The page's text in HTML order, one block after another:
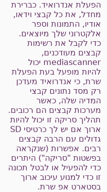
הפעלת אנדרואיד. כברירת
מחדל, את כל קבצי וידאו,
אודיו, התמונות וספר
אלקטרוני שלך מיוצאים.
כדי לקבל את רשימות
קבצים מעודכנים,
mediascanner יכול
להיות מופעל בעת הפעלת
שרת, כי אנדרואיד מעדכן
רק מסד נתונים קבצי
המדיה שלה, כאשר
מערכות קבצים הם רכובים.
תהליך סריקה זו יכול להיות
ארוך אם יש לך כרטיסי SD
גדולים עם הרבה קבצים
רבים. אפשרות (שנקראה
בפשטות "סריקה") היתרים
כדי להפעיל או לבטל תכונה
זו כדי למנוע עיכוב ארוך
בסטארט אפ שרת.